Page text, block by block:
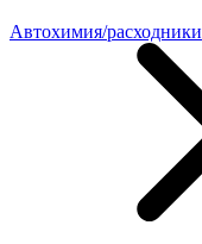
Автохимия/расходники